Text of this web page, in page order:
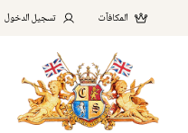
المكافآت تسجيل الدخول